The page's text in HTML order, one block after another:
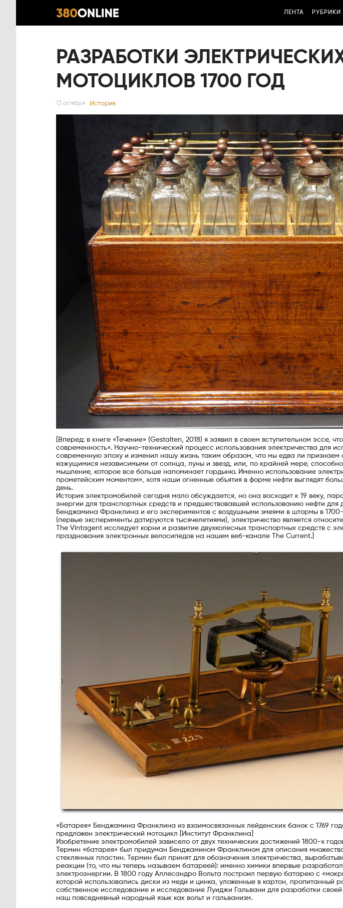
ЛЕНТА РУБРИКИ
РАЗРАБОТКИ
МОТОЦИКЛОВ 1700 ГОД
13 октября История
[Вперед: в книге «Течение» (Gestalten, 2018) я заявил в своем вступительном эссе,
современность». Научно-технический процесс использования электричества для
современную эпоху и изменил нашу жизнь таким образом, что мы едва ли признаем
кажущимися независимыми от солнца, луны и звезд, или, по крайней мере,
мышление, которое все больше напоминает гордыню. Именно использование
прометейским моментом», хотя наши огненные объятия в форме нефти выглядят
день.
История электромобилей сегодня мало обсуждается, но она восходит к 19 веку,
энергии для транспортных средств и предшествовавшей использованию нефти для
Бенджамина Франклина и его экспериментов с воздушными змеями в штормы в
(первые эксперименты датируются тысячелетиями), электричество является
The Vintagent исследует корни и развитие двухколесных транспортных средств с
празднования электронных велосипедов на нашем веб-канале The Current.]
«Батарея» Бенджамина Франклина из взаимосвязанных лейденских банок с 1769
предложен электрический мотоцикл [Институт Франклина]
Изобретение электромобилей зависело от двух технических достижений 1800-х
Термин «батарея» был придуман Бенджамином Франклином для описания
стеклянных пластин. Термин был принят для обозначения электричества,
реакции (то, что мы теперь называем батареей): именно химики впервые
электроэнергии. В 1800 году Аллесандро Вольта построил первую батарею с
которой использовались диски из меди и цинка, уложенные в картон, пропитанный
собственное исследование и исследование Луиджи Гальвани для разработки
наш повседневный народный язык как вольт и гальванизм.